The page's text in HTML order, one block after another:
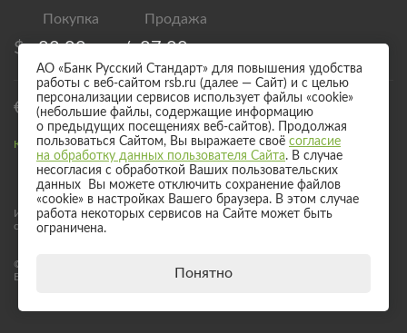
$ 82,00 / 87,00
€ 94,00 / 99,00
Курс валют для безналичного обмена
Информация о процентных ставках по договорам банковского вклада
с физическими лицами
© 2017 - 2026 АО «Банк Русский Стандарт». Универсальная лицензия
Банка России № 2289 выдана бессрочно 04 сентября 2024 года.
АО «Банк Русский Стандарт» для повышения удобства
работы с веб-сайтом rsb.ru (далее — Сайт) и с целью
персонализации сервисов использует файлы «cookie»
(небольшие файлы, содержащие информацию
о предыдущих посещениях веб-сайтов). Продолжая
пользоваться Сайтом, Вы выражаете своё согласие
на обработку данных пользователя Сайта. В случае
несогласия с обработкой Ваших пользовательских
данных Вы можете отключить сохранение файлов
«cookie» в настройках Вашего браузера. В этом случае
работа некоторых сервисов на Сайте может быть
ограничена.
Понятно